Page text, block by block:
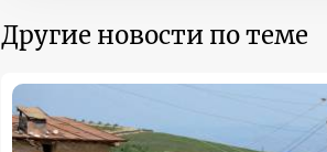
Другие новости по теме